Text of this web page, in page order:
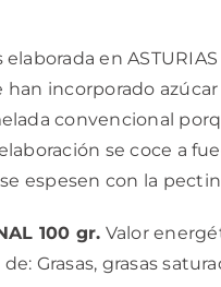
en
han incorporado
convencional
se coce a
espesen con la pectina
100 gr. Valor
Grasas, grasas